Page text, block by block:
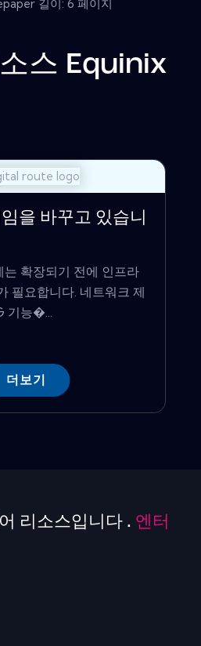
길이: 6 페이지
스 Equinix
을 바꾸고 있습니
확장되기 전에 인프라
필요합니다. 네트워크 제
기능�...
더보기
리소스입니다 . 엔터